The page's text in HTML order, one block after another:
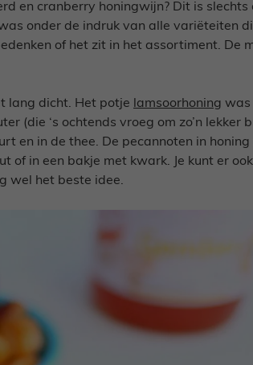
en cranberry honingwijn? Dit is slechts
onder de indruk van alle variëteiten
of het zit in het assortiment. De
lang dicht. Het potje lamsoorhoning was
(die ‘s ochtends vroeg om zo’n lekker
en in de thee. De pecannoten in honing
of in een bakje met kwark. Je kunt er
wel het beste idee.